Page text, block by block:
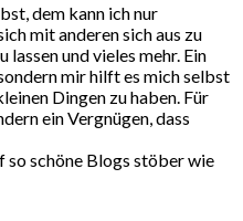
dem kann ich nur
mit anderen sich aus zu
lassen und vieles mehr. Ein
mir hilft es mich selbst
Dingen zu haben. Für
ein Vergnügen, dass
so schöne Blogs stöber wie